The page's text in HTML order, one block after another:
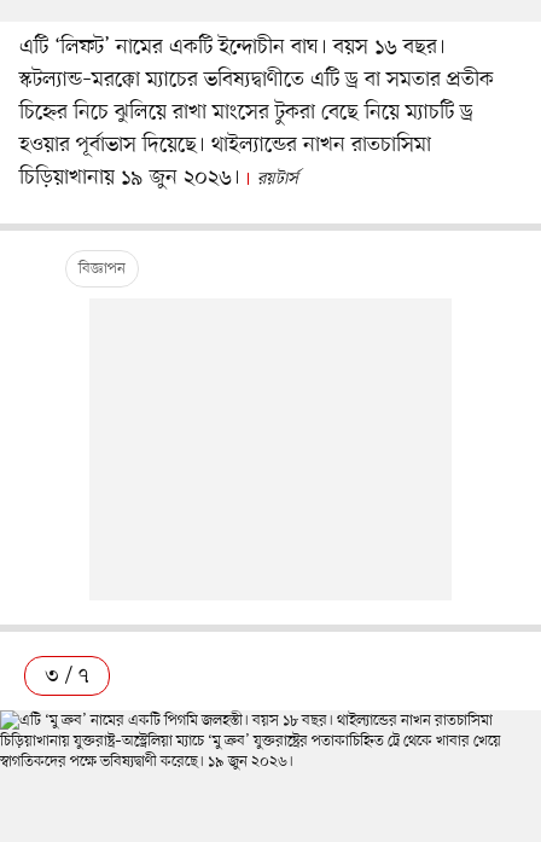
এটি ‘লিফট’ নামের একটি ইন্দোচীন বাঘ। বয়স ১৬ বছর।
স্কটল্যান্ড–মরক্কো ম্যাচের ভবিষ্যদ্বাণীতে এটি ড্র বা সমতার প্রতীক
চিহ্নের নিচে ঝুলিয়ে রাখা মাংসের টুকরা বেছে নিয়ে ম্যাচটি ড্র
হওয়ার পূর্বাভাস দিয়েছে। থাইল্যান্ডের নাখন রাতচাসিমা
চিড়িয়াখানায় ১৯ জুন ২০২৬।
রয়টার্স
৩ / ৭